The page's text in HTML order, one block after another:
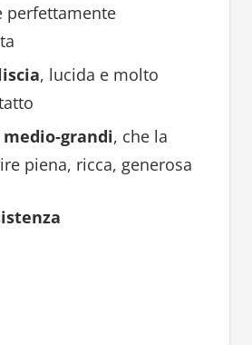
perfettamente
, lucida e molto
, che la
piena, ricca, generosa